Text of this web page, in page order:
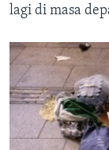
lagi di masa